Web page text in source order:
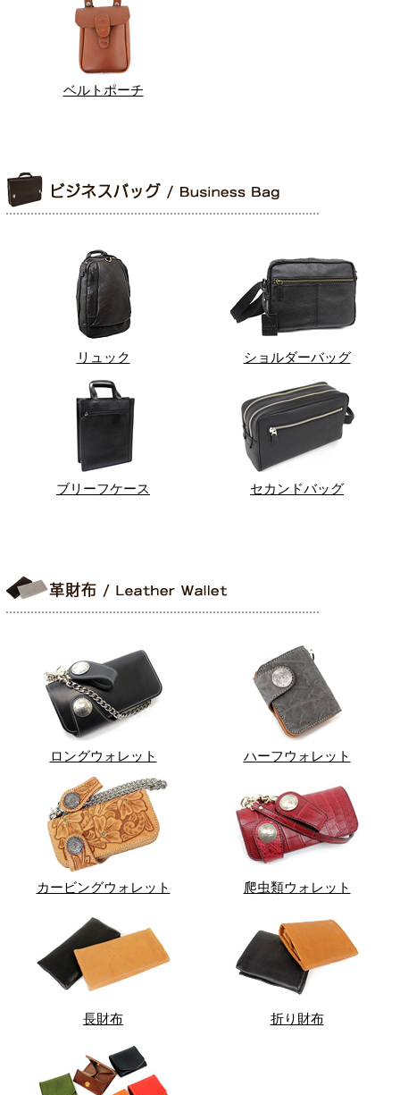
ベルトポーチ
リュック ショルダーバッグ
ブリーフケース セカンドバッグ
ロングウォレット ハーフウォレット
カービングウォレット 爬虫類ウォレット
長財布 折り財布